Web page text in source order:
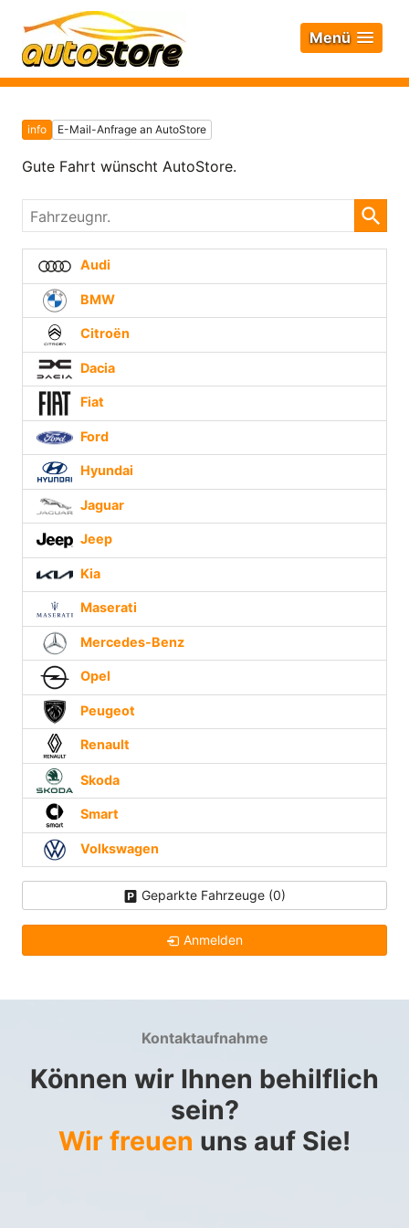
Menü
info E-Mail-Anfrage an AutoStore
Gute Fahrt wünscht AutoStore.
Fahrzeugnr.
Audi
BMW
Citroën
Dacia
Fiat
Ford
Hyundai
Jaguar
Jeep
Kia
Maserati
Mercedes-Benz
Opel
Peugeot
Renault
Skoda
Smart
Volkswagen
Geparkte Fahrzeuge (0)
Anmelden
Kontaktaufnahme
Können wir Ihnen behilflich
sein?
Wir freuen uns auf Sie!